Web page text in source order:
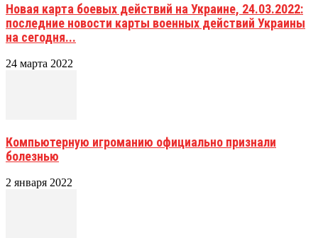
Новая карта боевых действий на Украине, 24.03.2022:
последние новости карты военных действий Украины
на сегодня...
24 марта 2022
Компьютерную игроманию официально признали
болезнью
2 января 2022